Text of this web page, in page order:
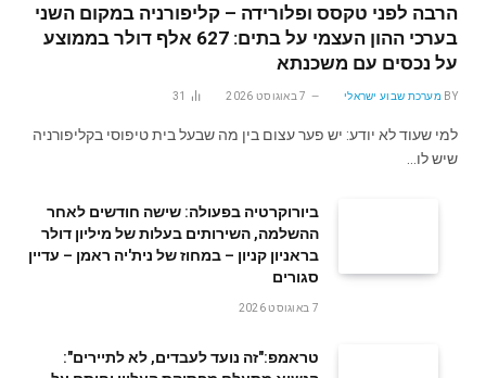
הרבה לפני טקסס ופלורידה – קליפורניה במקום השני
בערכי ההון העצמי על בתים: 627 אלף דולר בממוצע
על נכסים עם משכנתא
BY מערכת שבוע ישראלי 7 באוגוסט 2026 31
למי שעוד לא יודע: יש פער עצום בין מה שבעל בית טיפוסי בקליפורניה
שיש לו…
ביורוקרטיה בפעולה: שישה חודשים לאחר
ההשלמה, השירותים בעלות של מיליון דולר
בראניון קניון – במחוז של נית'יה ראמן – עדיין
סגורים
7 באוגוסט 2026
טראמפ:"זה נועד לעבדים, לא לתיירים":